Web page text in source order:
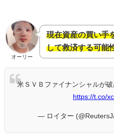
オーリー
現在資産の買い手
して救済する可能
米ＳＶＢファイナンシャルが
https://t.co/
— ロイター